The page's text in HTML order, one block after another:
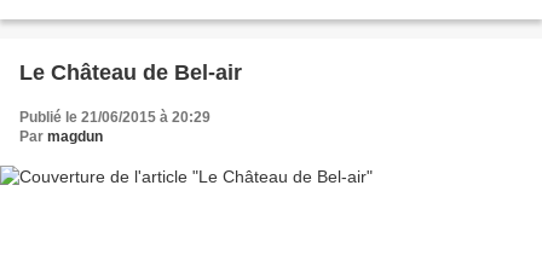
Le Château de Bel-air
Publié le 21/06/2015 à 20:29
Par magdun